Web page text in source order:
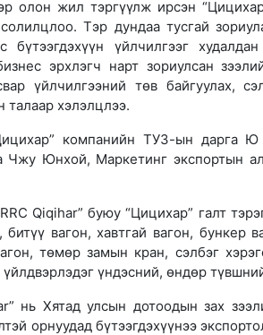
олон жил тэргүүлж ирсэн
Тэр дундаа тусгай
бүтээгдэхүүн үйлчилгээг
эрхлэгч нарт зориулсан
үйлчилгээний төв байгуулах,
хэлэлцлээ.
компанийн ТУЗ-ын дарга
Чжу Юнхой, Маркетинг экспортын
Qiqihar” буюу “Цицихар” галт
битүү вагон, хавтгай вагон, бункер
төмөр замын кран, сэлбэг
үйлдвэрлэдэг үндэсний, өндөр
нь Хятад улсын дотоодын зах
орнуудад бүтээгдэхүүнээ